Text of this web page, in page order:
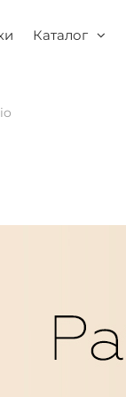
Каталог